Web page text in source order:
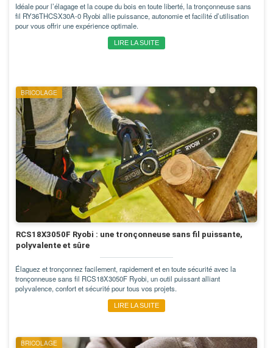
Idéale pour l’élagage et la coupe du bois en toute liberté, la tronçonneuse sans
fil RY36THCSX30A-0 Ryobi allie puissance, autonomie et facilité d’utilisation
pour vous offrir une expérience optimale.
LIRE LA SUITE
BRICOLAGE
RCS18X3050F Ryobi : une tronçonneuse sans fil puissante,
polyvalente et sûre
Élaguez et tronçonnez facilement, rapidement et en toute sécurité avec la
tronçonneuse sans fil RCS18X3050F Ryobi, un outil puissant alliant
polyvalence, confort et sécurité pour tous vos projets.
LIRE LA SUITE
BRICOLAGE